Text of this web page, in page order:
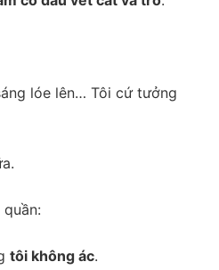
lóe lên… Tôi cứ tưởng
tôi không ác.